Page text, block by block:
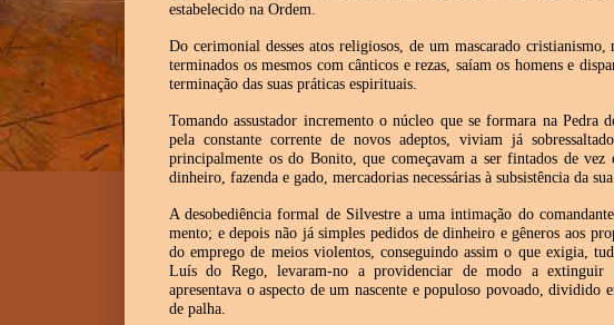
estabelecido na Ordem.
Do cerimonial desses atos religiosos, de um mascarado cristianismo,
terminados os mesmos com cânticos e rezas, saíam os homens e
terminação das suas práticas espirituais.
Tomando assustador incremento o núcleo que se formara na Pedra
pela constante corrente de novos adeptos, viviam já
principalmente os do Bonito, que começavam a ser fintados de
dinheiro, fazenda e gado, mercadorias necessárias à subsistência da sua
A desobediência formal de Silvestre a uma intimação do
mento; e depois não já simples pedidos de dinheiro e gêneros aos
do emprego de meios violentos, conseguindo assim o que exigia,
Luís do Rego, levaram-no a providenciar de modo a extinguir
apresentava o aspecto de um nascente e populoso povoado, dividido
de palha.